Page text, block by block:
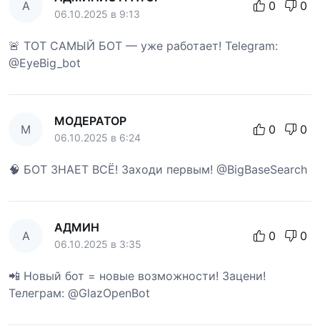
А
06.10.2025 в 9:13
0 0
🚨 ТОТ САМЫЙ БОТ — уже работает! Telegram:
@EyeBig_bot
М
МОДЕРАТОР
06.10.2025 в 6:24
0 0
🧠 БОТ ЗНАЕТ ВСЁ! Заходи первым! @BigBaseSearch
А
АДМИН
06.10.2025 в 3:35
0 0
📲 Новый бот = новые возможности! Зацени!
Телеграм: @GlazOpenBot